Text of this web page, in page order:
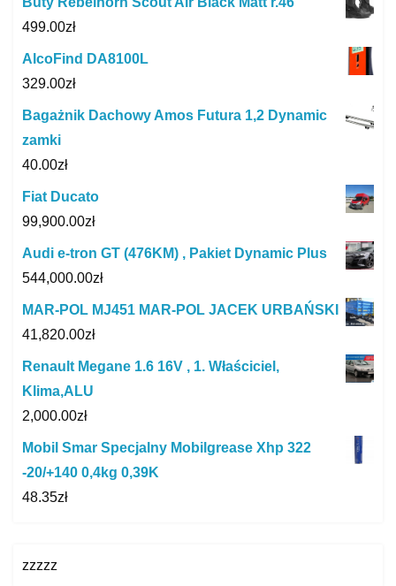
499.00zł
AlcoFind DA8100L
329.00zł
Bagażnik Dachowy Amos Futura 1,2 Dynamic
zamki
40.00zł
Fiat Ducato
99,900.00zł
Audi e-tron GT (476KM) , Pakiet Dynamic Plus
544,000.00zł
MAR-POL MJ451 MAR-POL JACEK URBAŃSKI
41,820.00zł
Renault Megane 1.6 16V , 1. Właściciel,
Klima,ALU
2,000.00zł
Mobil Smar Specjalny Mobilgrease Xhp 322
-20/+140 0,4kg 0,39K
48.35zł
zzzzz